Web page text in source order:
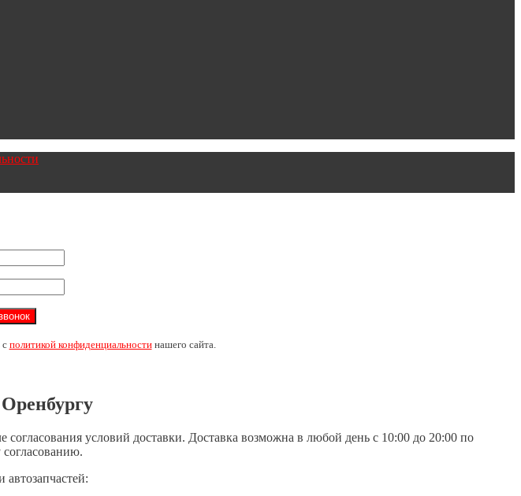
сполитикой конфиденциальностинашего сайта.
условий доставки. Доставка возможна в любой день с 10:00 до 20:00 по
автозапчастей: